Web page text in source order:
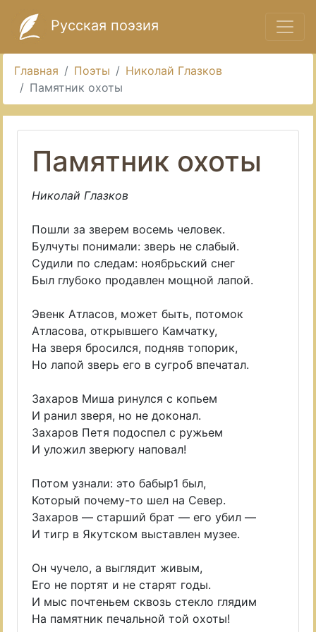
Русская поэзия
Главная Поэты
Николай Глазков
Памятник охоты
Памятник охоты
Николай Глазков
Пошли за зверем восемь человек.
Булчуты понимали: зверь не слабый.
Судили по следам: ноябрьский снег
Был глубоко продавлен мощной лапой.
Эвенк Атласов, может быть, потомок
Атласова, открывшего Камчатку,
На зверя бросился, подняв топорик,
Но лапой зверь его в сугроб впечатал.
Захаров Миша ринулся с копьем
И ранил зверя, но не доконал.
Захаров Петя подоспел с ружьем
И уложил зверюгу наповал!
Потом узнали: это бабыр1 был,
Который почему-то шел на Север.
Захаров — старший брат — его убил —
И тигр в Якутском выставлен музее.
Он чучело, а выглядит живым,
Его не портят и не старят годы.
И мыс почтеньем сквозь стекло глядим
На памятник печальной той охоты!